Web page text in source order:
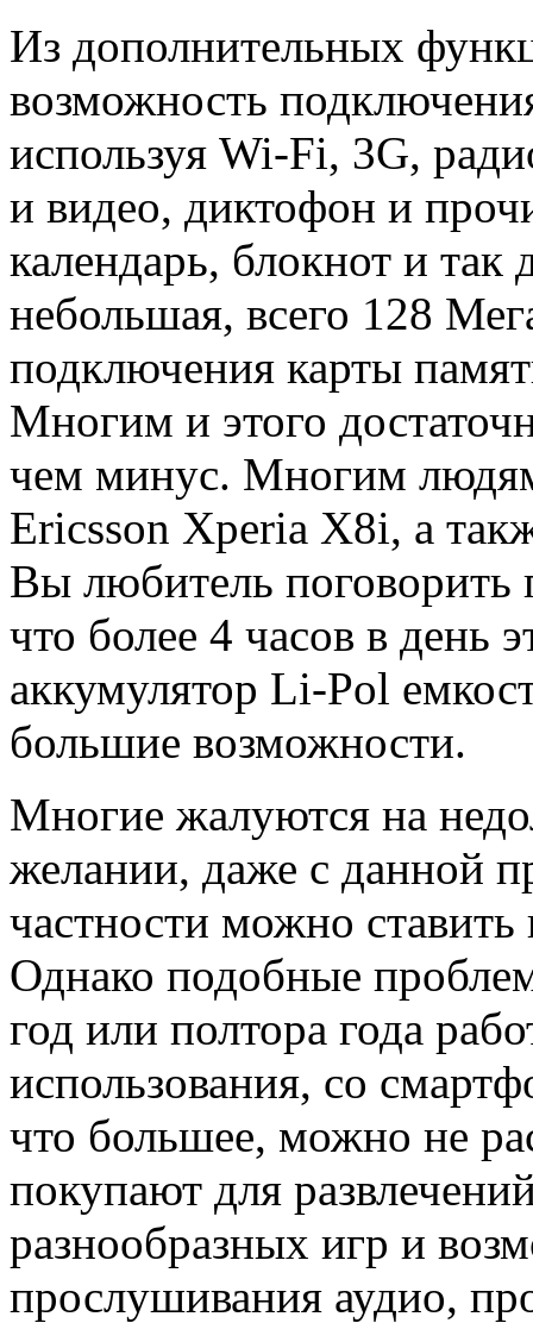
Из дополнительных
возможность
используя Wi-Fi, 3G,
и видео, диктофон и
календарь, блокнот и так
небольшая, всего 128
подключения карты
Многим и этого
чем минус. Многим
Ericsson Xperia X8i, а
Вы любитель поговорить
что более 4 часов в день
аккумулятор Li-Pol
большие возможности.
Многие жалуются на
желании, даже с данной
частности можно
Однако подобные
год или полтора года
использования, со
что большее, можно не
покупают для
разнообразных игр и
прослушивания аудио,